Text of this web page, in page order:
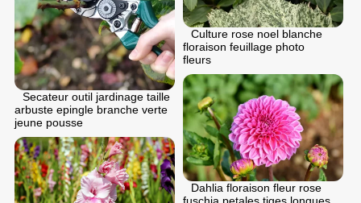
Culture rose noel blanche
floraison feuillage photo
fleurs
Secateur outil jardinage taille
arbuste epingle branche verte
jeune pousse
Dahlia floraison fleur rose